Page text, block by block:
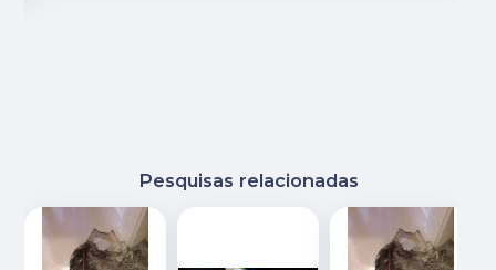
Pesquisas relacionadas